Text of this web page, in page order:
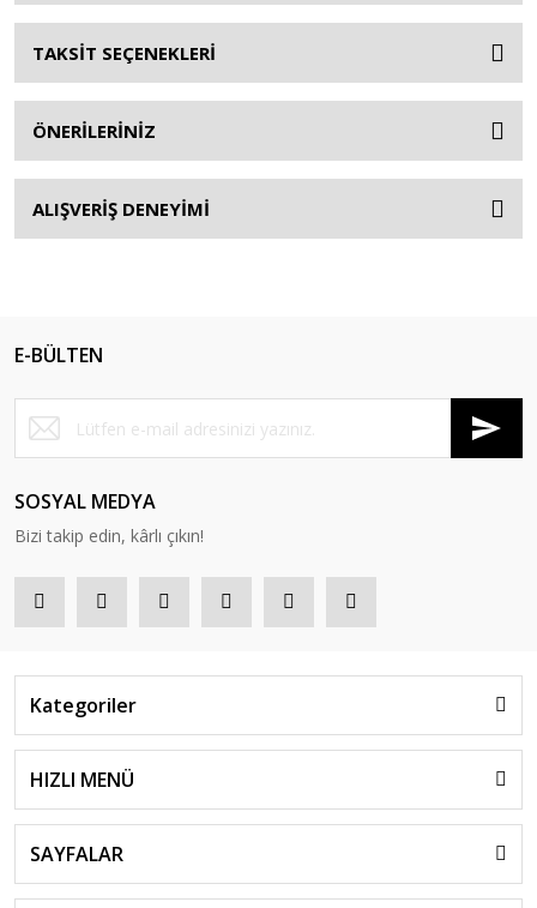
TAKSİT SEÇENEKLERİ
ÖNERİLERİNİZ
ALIŞVERİŞ DENEYİMİ
E-BÜLTEN
SOSYAL MEDYA
Bizi takip edin, kârlı çıkın!
Kategoriler
HIZLI MENÜ
SAYFALAR